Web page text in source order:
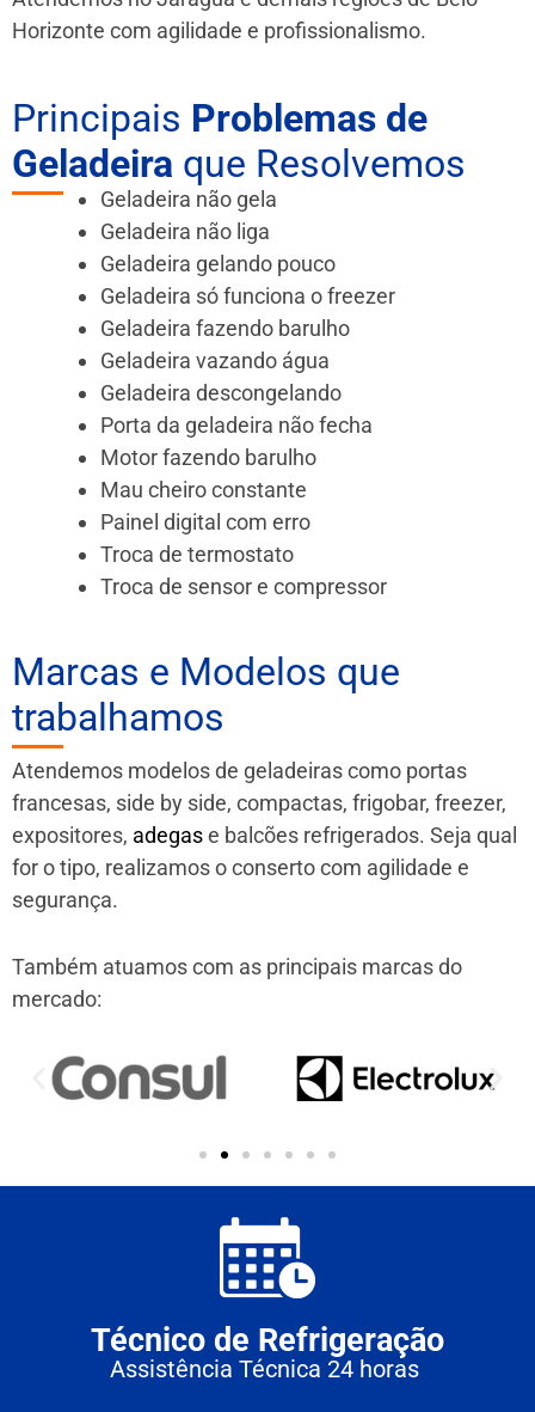
Horizonte com agilidade e profissionalismo.
Principais Problemas de
Geladeira que Resolvemos
Geladeira não gela
Geladeira não liga
Geladeira gelando pouco
Geladeira só funciona o freezer
Geladeira fazendo barulho
Geladeira vazando água
Geladeira descongelando
Porta da geladeira não fecha
Motor fazendo barulho
Mau cheiro constante
Painel digital com erro
Troca de termostato
Troca de sensor e compressor
Marcas e Modelos que
trabalhamos
Atendemos modelos de geladeiras como portas
francesas, side by side, compactas, frigobar, freezer,
expositores, adegase balcões refrigerados. Seja qual
for o tipo, realizamos o conserto com agilidade e
segurança.
Também atuamos com as principais marcas do
mercado:
Técnico de Refrigeração
Assistência Técnica 24 horas